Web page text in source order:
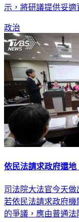
示，將研議提供妥適
政治
依民法請求政府還
司法院大法官今天
若依民法請求政府
的爭議，應由普通法